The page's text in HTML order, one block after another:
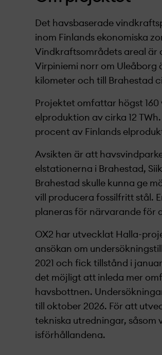
Det havsbaserade
inom Finlands ekonomiska
Vindkraftsområdets areal är
Virpiniemi norr om Uleåborg
kilometer och till Brahestad
Projekt­et omfattar högst
elproduktion av cirka 12
procent av Finlands
Avsikten är att
elstationerna i Brahestad,
Brahestad skulle kunna ge
vill producera fossilfritt stål.
planeras för närvarande för
OX2 har utvecklat Halla-
ansökan om
2021 och fick tillstånd i
det möjligt att inleda mer
havsbottnen.
till oktober 2026. För att
tekniska utredningar,
isförhållandena.